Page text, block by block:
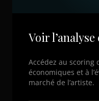
Voir
Accédez au scoring
économiques et à
marché de l’artiste.